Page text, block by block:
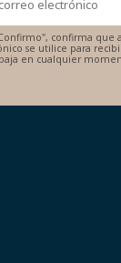
confirma que
se utilice para
en cualquier